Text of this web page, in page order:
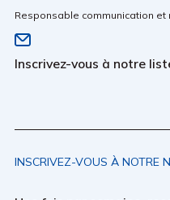
Responsable communication
Inscrivez-vous à notre
INSCRIVEZ-VOUS À NOTRE